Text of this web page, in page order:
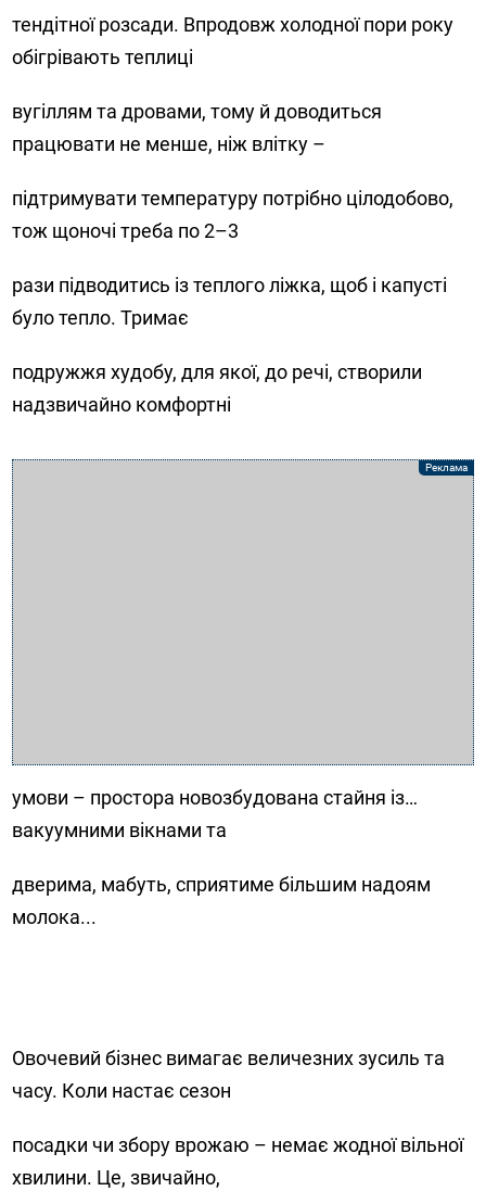
тендітної розсади. Впродовж холодної пори року
обігрівають теплиці
вугіллям та дровами, тому й доводиться
працювати не менше, ніж влітку –
підтримувати температуру потрібно цілодобово,
тож щоночі треба по 2–3
рази підводитись із теплого ліжка, щоб і капусті
було тепло. Тримає
подружжя худобу, для якої, до речі, створили
надзвичайно комфортні
умови – простора новозбудована стайня із…
вакуумними вікнами та
дверима, мабуть, сприятиме більшим надоям
молока...
Овочевий бізнес вимагає величезних зусиль та
часу. Коли настає сезон
посадки чи збору врожаю – немає жодної вільної
хвилини. Це, звичайно,